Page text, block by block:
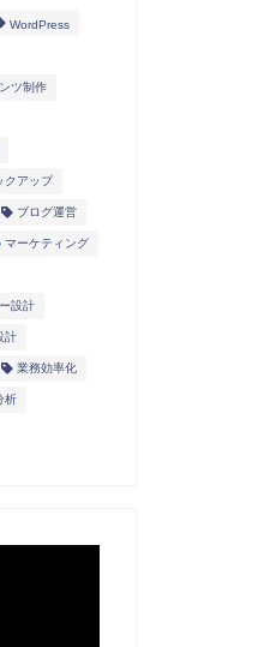
WordPress
ツ制作
クアップ
ブログ運営
マーケティング
設計
計
業務効率化
析